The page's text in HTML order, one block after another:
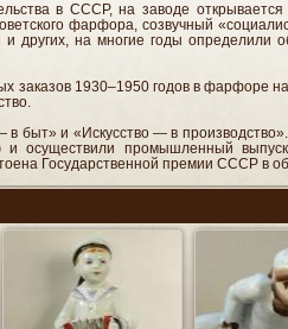
в СССР, на заводе
фарфора, созвучный
других, на многие годы определили
заказов 1930–1950 годов в фарфоре
в быт» и «Искусство — в
осуществили промышленный
Государственной премии СССР в